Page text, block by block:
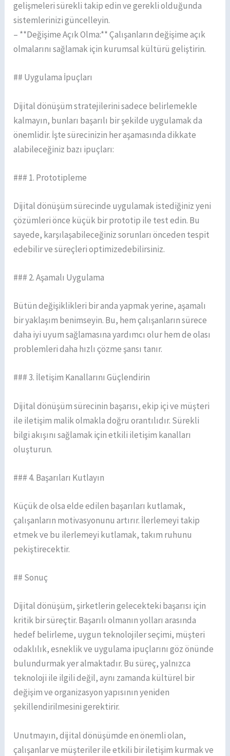
gelişmeleri sürekli takip edin ve gerekli olduğunda
sistemlerinizi güncelleyin.
– **Değişime Açık Olma:** Çalışanların değişime açık
olmalarını sağlamak için kurumsal kültürü geliştirin.
## Uygulama İpuçları
Dijital dönüşüm stratejilerini sadece belirlemekle
kalmayın, bunları başarılı bir şekilde uygulamak da
önemlidir. İşte sürecinizin her aşamasında dikkate
alabileceğiniz bazı ipuçları:
### 1. Prototipleme
Dijital dönüşüm sürecinde uygulamak istediğiniz yeni
çözümleri önce küçük bir prototip ile test edin. Bu
sayede, karşılaşabileceğiniz sorunları önceden tespit
edebilir ve süreçleri optimizedebilirsiniz.
### 2. Aşamalı Uygulama
Bütün değişiklikleri bir anda yapmak yerine, aşamalı
bir yaklaşım benimseyin. Bu, hem çalışanların sürece
daha iyi uyum sağlamasına yardımcı olur hem de olası
problemleri daha hızlı çözme şansı tanır.
### 3. İletişim Kanallarını Güçlendirin
Dijital dönüşüm sürecinin başarısı, ekip içi ve müşteri
ile iletişim malik olmakla doğru orantılıdır. Sürekli
bilgi akışını sağlamak için etkili iletişim kanalları
oluşturun.
### 4. Başarıları Kutlayın
Küçük de olsa elde edilen başarıları kutlamak,
çalışanların motivasyonunu artırır. İlerlemeyi takip
etmek ve bu ilerlemeyi kutlamak, takım ruhunu
pekiştirecektir.
## Sonuç
Dijital dönüşüm, şirketlerin gelecekteki başarısı için
kritik bir süreçtir. Başarılı olmanın yolları arasında
hedef belirleme, uygun teknolojiler seçimi, müşteri
odaklılık, esneklik ve uygulama ipuçlarını göz önünde
bulundurmak yer almaktadır. Bu süreç, yalnızca
teknoloji ile ilgili değil, aynı zamanda kültürel bir
değişim ve organizasyon yapısının yeniden
şekillendirilmesini gerektirir.
Unutmayın, dijital dönüşümde en önemli olan,
çalışanlar ve müşteriler ile etkili bir iletişim kurmak ve